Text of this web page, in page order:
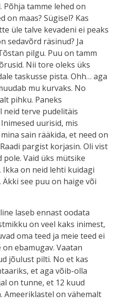
Põhja tamme lehed on
on maas? Sügisel? Kas
üle talve kevadeni ei peaks
sedavõrd räsinud? Ja
pilgu. Puu on tamm
Nii tore oleks üks
taskusse pista. Ohh… aga
mu kurvaks. No
pihku. Paneks
neid terve pudelitäis
uurisid, mis
sain rääkida, et need on
pargist korjasin. Oli vist
pole. Vaid üks mütsike
Ikka on neid lehti kuidagi
see puu on haige või
laseb ennast oodata
on veel kaks inimest,
oma teed ja meie teed ei
on ebamugav. Vaatan
jõulust pilti. No et kas
et aga võib-olla
on tunne, et 12 kuud
Ameeriklastel on vähemalt